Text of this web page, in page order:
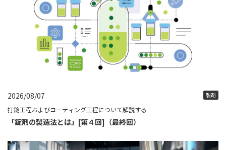
2026/08/07 製剤
打錠工程およびコーティング工程について解説する
「錠剤の製造法とは」[第４回]（最終回）